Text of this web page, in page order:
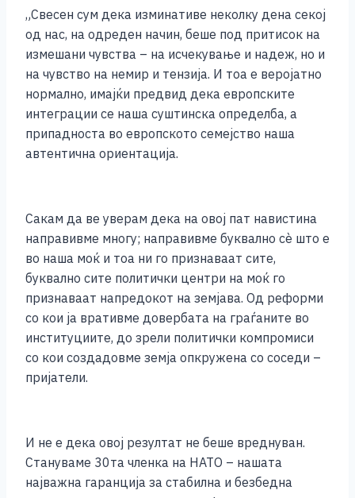
c
e
b
o
o
k
ss
e
n
g
er
tt
er
at
s
A
p
p
er ai
l
p
y
Li
n
k
ar
e
„Свесен сум дека изминативе неколку дена секој
од нас, на одреден начин, беше под притисок на
измешани чувства – на исчекување и надеж, но и
на чувство на немир и тензија. И тоа е веројатно
нормално, имајќи предвид дека европските
интеграции се наша суштинска определба, а
припадноста во европското семејство наша
автентична ориентација.
Сакам да ве уверам дека на овој пат навистина
направивме многу; направивме буквално сѐ што е
во наша моќ и тоа ни го признаваат сите,
буквално сите политички центри на моќ го
признаваат напредокот на земјава. Од реформи
со кои ја вративме довербата на граѓаните во
институциите, до зрели политички компромиси
со кои создадовме земја опкружена со соседи –
пријатели.
И не е дека овој резултат не беше вреднуван.
Стануваме 30та членка на НАТО – нашата
најважна гаранција за стабилна и безбедна